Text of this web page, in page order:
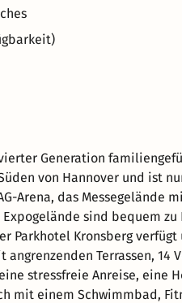
Generation
von Hannover und ist
Arena, das Messegelände
sind bequem zu
Parkhotel Kronsberg verfügt
angrenzenden Terrassen, 14
stressfreie Anreise, eine
mit einem Schwimmbad,